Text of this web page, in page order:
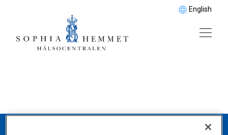
English